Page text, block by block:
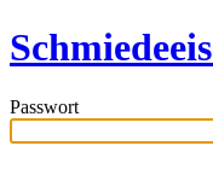
Passwort